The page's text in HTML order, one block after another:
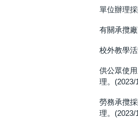
單位辦理
有關承攬
校外教學
供公眾使
理。(2023/
勞務承攬
理。(2023/